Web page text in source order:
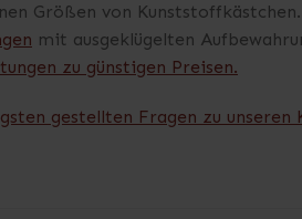
Größen von
mit ausgeklügelten
zu günstigen Preisen.
gestellten Fragen zu unseren